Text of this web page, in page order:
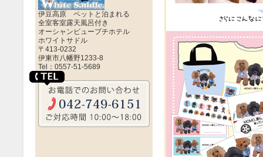
2022年4月24
2021年12月
2021/11/21
2021年11月21
2021/10/10 2021年10月10
の子グッズを
2021/09/19
2021年9月19
うちの子グッ
2021/08/11
2021年8月11
2021/01/24 2021年1月24
絵お申し込み
2020/12/20 2020年12月20
ます。似顔絵
2020/10/18 2020年10月18
の子グッズを
伊豆高原 ペットと泊まれる
全室客室露天風呂付き
オーシャンビュープチホテル
ホワイトサドル
〒413-0232
伊東市八幡野1233-8
Tel：0557-51-5689